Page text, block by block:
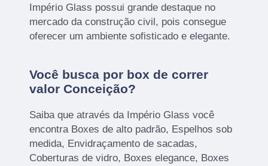
Império Glass possui grande destaque no
mercado da construção civil, pois consegue
oferecer um ambiente sofisticado e elegante.
Você busca por box de correr
valor Conceição?
Saiba que através da Império Glass você
encontra Boxes de alto padrão, Espelhos sob
medida, Envidraçamento de sacadas,
Coberturas de vidro, Boxes elegance, Boxes